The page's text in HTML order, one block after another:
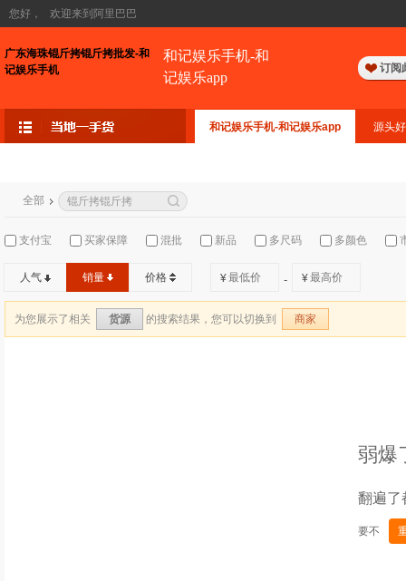
您好， 欢迎来到阿里巴巴
广东海珠锟斤拷锟斤拷批发-和
记娱乐手机
和记娱乐手机-和
记娱乐app
订阅
和记娱乐手机-和记娱乐app 源头
全部
支付宝 买家保障 混批 新品 多尺码 多颜色
人气 销量 价格 ¥ - ¥
为您展示了相关 货源 的搜索结果，您可以切换到 商家
弱爆
翻遍了
要不